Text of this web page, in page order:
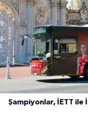
Şampiyonlar, İETT ile